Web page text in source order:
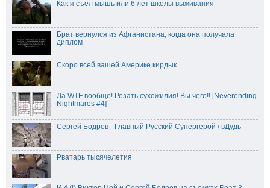
Как я съел мышь или 6 лет школы выживания
Брат вернулся из Афганистана, когда она получала
диплом
Скоро всей вашей Америке кирдык
Да WTF вообще! Резать сухожилия! Вы чего!! [Neverending
Nightmares #4]
Сергей Бодров - Главный Русский Супергерой / вДудь
Рватарь тысячелетия